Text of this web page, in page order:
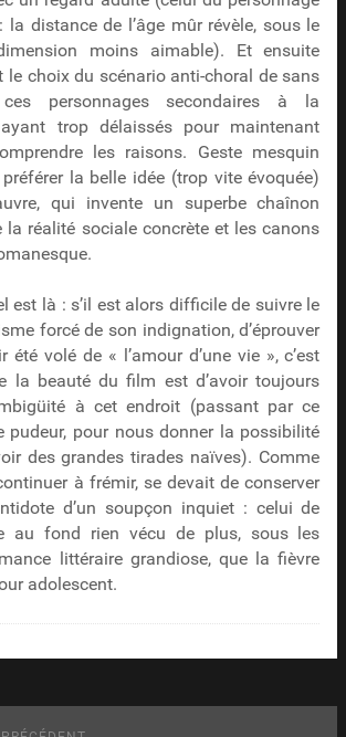
la distance de l’âge mûr révèle, sous le
moins aimable). Et ensuite
le choix du scénario anti-choral de sans
personnages secondaires à la
trop délaissés pour maintenant
les raisons. Geste mesquin
la belle idée (trop vite évoquée)
qui invente un superbe chaînon
la réalité sociale concrète et les canons
est là : s’il est alors difficile de suivre le
forcé de son indignation, d’éprouver
été volé de « l’amour d’une vie », c’est
la beauté du film est d’avoir toujours
à cet endroit (passant par ce
pudeur, pour nous donner la possibilité
des grandes tirades naïves). Comme
à frémir, se devait de conserver
d’un soupçon inquiet : celui de
au fond rien vécu de plus, sous les
littéraire grandiose, que la fièvre
adolescent.